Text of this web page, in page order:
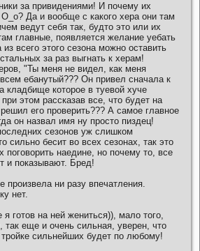
за привидениями! И почему их
Да и вообще с какого хера они там
ведут себя так, будто это или их
главные, появляется желание уебать
всего этого сезона можно оставить
за раз выгнать к херам!
"Ты меня не видел, как меня
ебанутый??? Он привел сначала к
кладбище которое в туевой хуче
этом рассказав все, что будет на
его проверить??? А самое главное
он назвал имя ну просто пиздец!
сезонов уж слишком
сильно бесит во всех сезонах, так это
поговорить наедине, но почему то, все
и показывают. Бред!
произвела ни разу впечатления.
нет.
готов на ней жениться)), мало того,
так еще и очень сильная, уверен, что
сильнейших будет по любому!